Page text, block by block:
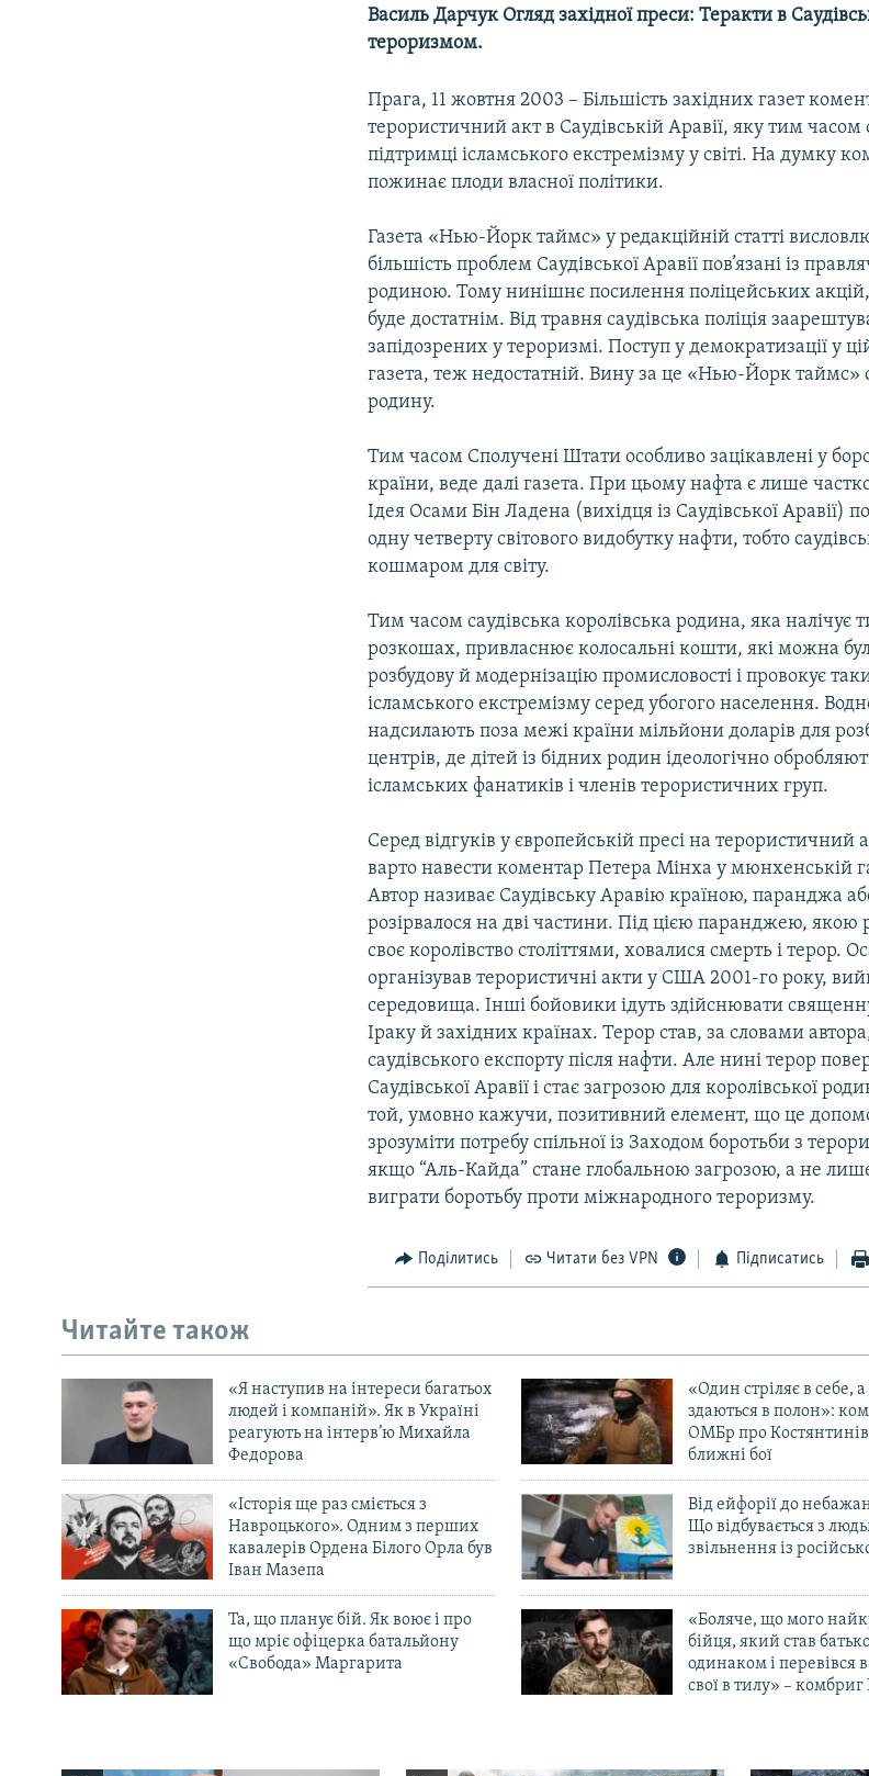
Василь Дарчук Огляд західної преси: Теракти в
тероризмом.
Прага, 11 жовтня 2003 – Більшість західних газет
терористичний акт в Саудівській Аравії, яку тим часом
підтримці ісламського екстремізму у світі. На думку
пожинає плоди власної політики.
Газета «Нью-Йорк таймс» у редакційній статті
більшість проблем Саудівської Аравії пов’язані із
родиною. Тому нинішнє посилення поліцейських
буде достатнім. Від травня саудівська поліція
запідозрених у тероризмі. Поступ у демократизації у
газета, теж недостатній. Вину за це «Нью-Йорк таймс»
родину.
Тим часом Сполучені Штати особливо зацікавлені у
країни, веде далі газета. При цьому нафта є лише
Ідея Осами Бін Ладена (вихідця із Саудівської Аравії)
одну четверту світового видобутку нафти, тобто
кошмаром для світу.
Тим часом саудівська королівська родина, яка налічує
розкошах, привласнює колосальні кошти, які можна
розбудову й модернізацію промисловості і провокує
ісламського екстремізму серед убогого населення.
надсилають поза межі країни мільйони доларів для
центрів, де дітей із бідних родин ідеологічно
ісламських фанатиків і членів терористичних груп.
Серед відгуків у європейській пресі на терористичний
варто навести коментар Петера Мінха у мюнхенській
Автор називає Саудівську Аравію країною, паранджа
розірвалося на дві частини. Під цією паранджею, якою
своє королівство століттями, ховалися смерть і терор.
організував терористичні акти у США 2001-го року,
середовища. Інші бойовики ідуть здійснювати
Іраку й західних країнах. Терор став, за словами
саудівського експорту після нафти. Але нині терор
Саудівської Аравії і стає загрозою для королівської
той, умовно кажучи, позитивний елемент, що це
зрозуміти потребу спільної із Заходом боротьби з
якщо “Аль-Кайда” стане глобальною загрозою, а не
виграти боротьбу проти міжнародного тероризму.
Поділитись Читати без VPN Підписатись
Читайте також
«Я наступив на інтереси багатьох
людей і компаній». Як в Україні
реагують на інтерв’ю Михайла
Федорова
«Один стріляє в себе, а
здаються в полон»:
ОМБр про
ближні бої
«Історія ще раз сміється з
Навроцького». Одним з перших
кавалерів Ордена Білого Орла був
Іван Мазепа
Від ейфорії до
Що відбувається з
звільнення із
Та, що планує бій. Як воює і про
що мріє офіцерка батальйону
«Свобода» Маргарита
«Боляче, що мого
бійця, який став
одинаком і перевівся
свої в тилу» – комбриг